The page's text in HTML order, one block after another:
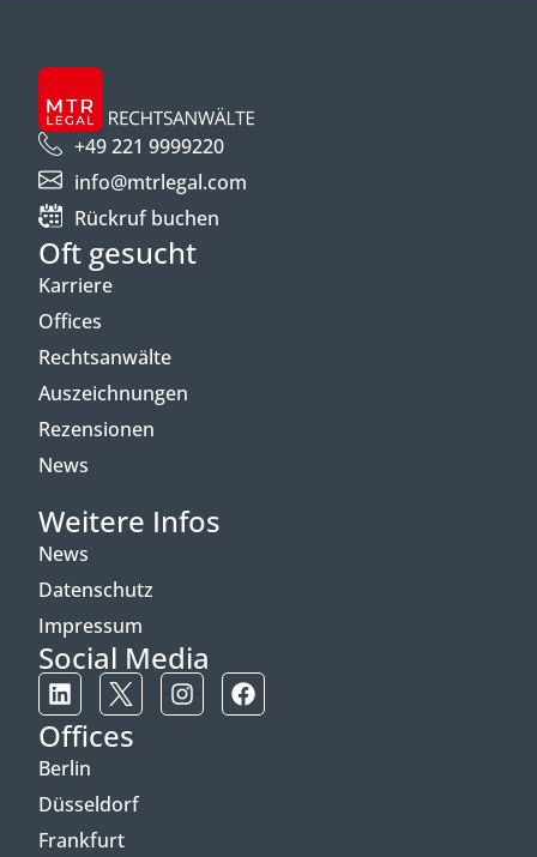
+49 221 9999220
info@mtrlegal.com
Rückruf buchen
Oft gesucht
Karriere
Offices
Rechtsanwälte
Auszeichnungen
Rezensionen
News
Weitere Infos
News
Datenschutz
Impressum
Social Media
Offices
Berlin
Düsseldorf
Frankfurt